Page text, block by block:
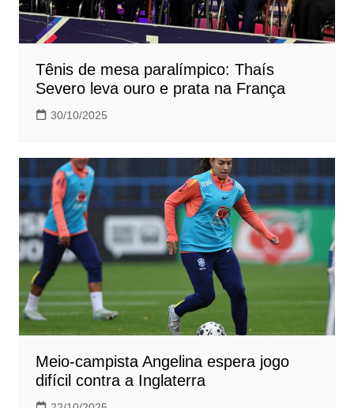
Tênis de mesa paralímpico: Thaís
Severo leva ouro e prata na França
30/10/2025
Meio-campista Angelina espera jogo
difícil contra a Inglaterra